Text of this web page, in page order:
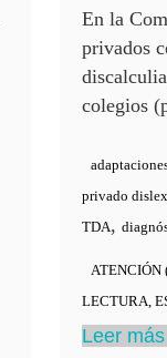
En la
privados
colegios
privado
TDA,
ATENCIÓN
LECTURA,
Leer más